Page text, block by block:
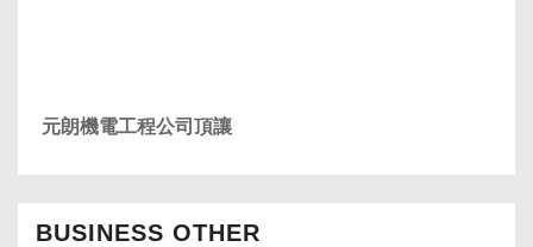
元朗機電工程公司頂讓
BUSINESS OTHER